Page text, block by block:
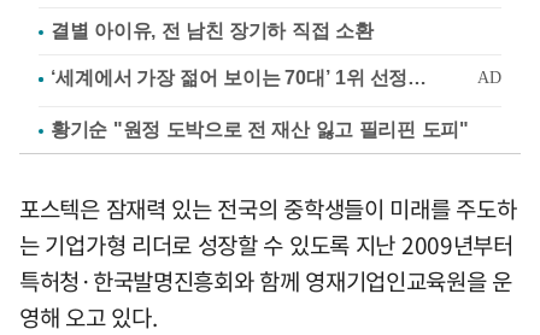
결별 아이유, 전 남친 장기하 직접 소환
황기순 "원정 도박으로 전 재산 잃고 필리핀 도피"
포스텍은 잠재력 있는 전국의 중학생들이 미래를 주도하
는 기업가형 리더로 성장할 수 있도록 지난 2009년부터
특허청·한국발명진흥회와 함께 영재기업인교육원을 운
영해 오고 있다.